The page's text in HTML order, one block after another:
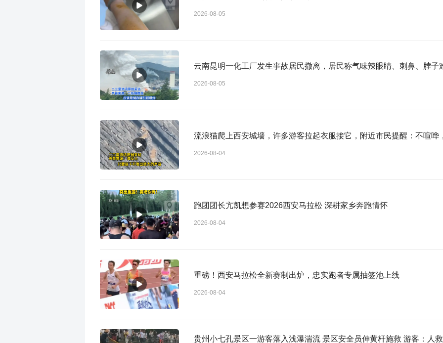
2026-08-05
云南昆明一化工厂发生事故居民撤离，居民称气味辣眼睛、刺鼻、脖子
2026-08-05
流浪猫爬上西安城墙，许多游客拉起衣服接它，附近市民提醒：不喧哗
2026-08-04
跑团团长亢凯想参赛2026西安马拉松 深耕家乡奔跑情怀
2026-08-04
重磅！西安马拉松全新赛制出炉，忠实跑者专属抽签池上线
2026-08-04
贵州小七孔景区一游客落入浅瀑湍流 景区安全员伸黄杆施救 游客：人救上来了 当地回应：完全按照救援标